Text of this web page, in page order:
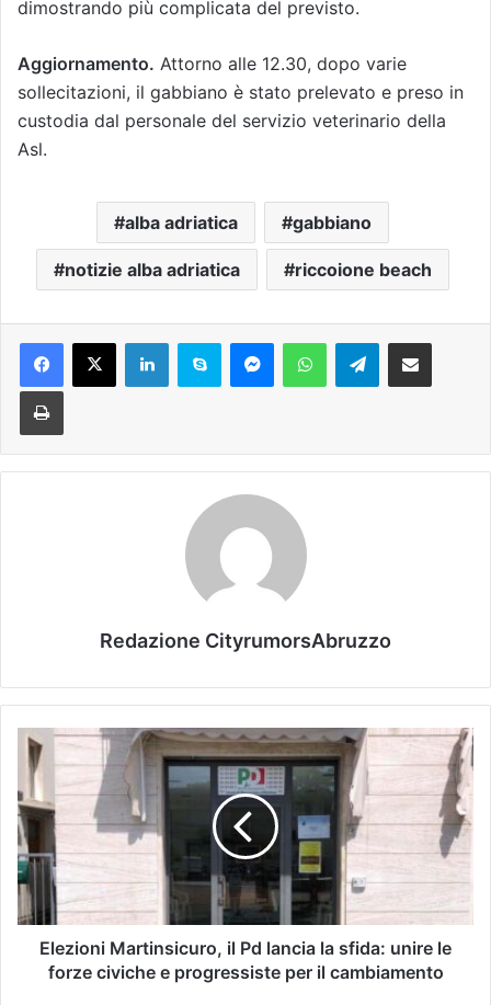
dimostrando più complicata del previsto.
Aggiornamento. Attorno alle 12.30, dopo varie
sollecitazioni, il gabbiano è stato prelevato e preso in
custodia dal personale del servizio veterinario della
Asl.
alba adriatica gabbiano
notizie alba adriatica riccoione beach
Telegram
Redazione CityrumorsAbruzzo
Elezioni Martinsicuro, il Pd lancia la sfida: unire le
forze civiche e progressiste per il cambiamento